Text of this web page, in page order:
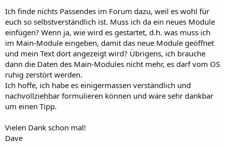
Ich finde nichts Passendes im Forum dazu, weil es wohl für
euch so selbstverständlich ist. Muss ich da ein neues Module
einfügen? Wenn ja, wie wird es gestartet, d.h. was muss ich
im Main-Module eingeben, damit das neue Module geöffnet
und mein Text dort angezeigt wird? Übrigens, ich brauche
dann die Daten des Main-Modules nicht mehr, es darf vom OS
ruhig zerstört werden.
Ich hoffe, ich habe es einigermassen verständlich und
nachvollziehbar formulieren können und wäre sehr dankbar
um einen Tipp.
Vielen Dank schon mal!
Dave